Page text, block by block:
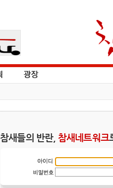
참새들의 반란, 참새네트워크